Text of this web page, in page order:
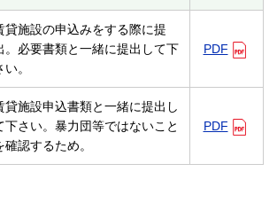
貸施設の申込みをする際に提
。必要書類と一緒に提出して下
い。
PDF
貸施設申込書類と一緒に提出し
下さい。暴力団等ではないこと
確認するため。
PDF